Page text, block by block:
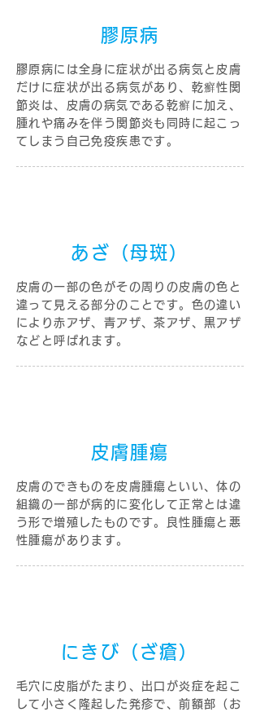
膠原病
膠原病には全身に症状が出る病気と皮膚
だけに症状が出る病気があり、乾癬性関
節炎は、皮膚の病気である乾癬に加え、
腫れや痛みを伴う関節炎も同時に起こっ
てしまう自己免疫疾患です。
あざ（母斑）
皮膚の一部の色がその周りの皮膚の色と
違って見える部分のことです。色の違い
により赤アザ、青アザ、茶アザ、黒アザ
などと呼ばれます。
皮膚腫瘍
皮膚のできものを皮膚腫瘍といい、体の
組織の一部が病的に変化して正常とは違
う形で増殖したものです。良性腫瘍と悪
性腫瘍があります。
にきび（ざ瘡）
毛穴に皮脂がたまり、出口が炎症を起こ
して小さく隆起した発疹で、前額部（お